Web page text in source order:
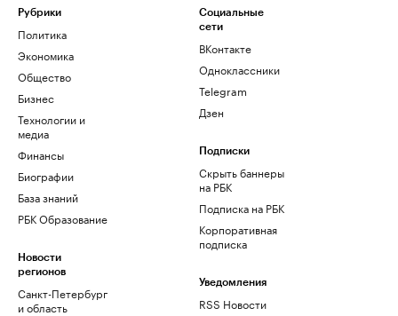
Рубрики
Политика
Экономика
Общество
Бизнес
Технологии и
медиа
Финансы
Биографии
База знаний
РБК Образование
Новости
регионов
Санкт-Петербург
и область
Социальные
сети
ВКонтакте
Одноклассники
Telegram
Дзен
Подписки
Скрыть баннеры
на РБК
Подписка на РБК
Корпоративная
подписка
Уведомления
RSS Новости